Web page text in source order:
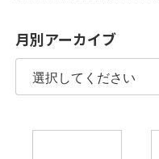
月別アーカイブ